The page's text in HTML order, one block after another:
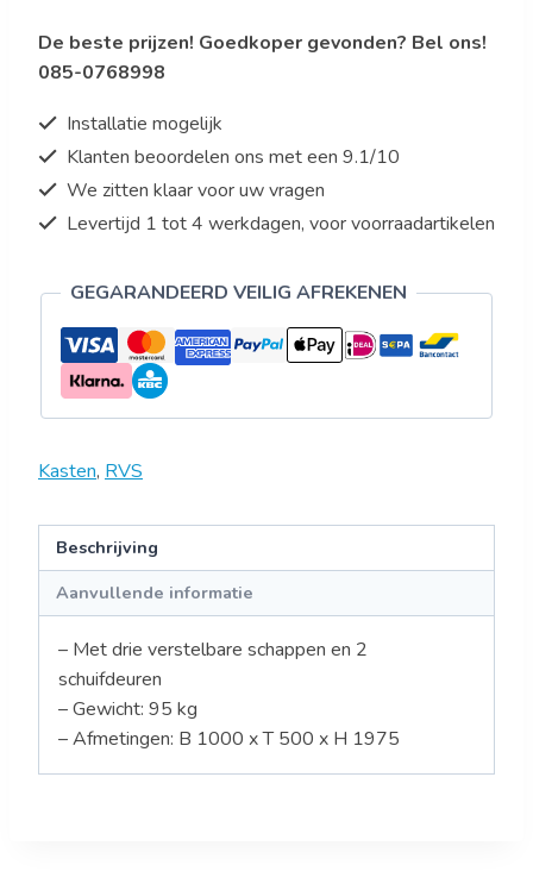
roestvrij
staal
3
schappen
aantal
De beste prijzen! Goedkoper gevonden? Bel ons!
085-0768998
Installatie mogelijk
Klanten beoordelen ons met een 9.1/10
We zitten klaar voor uw vragen
Levertijd 1 tot 4 werkdagen, voor voorraadartikelen
GEGARANDEERD VEILIG AFREKENEN
Kasten, RVS
Beschrijving
Aanvullende informatie
– Met drie verstelbare schappen en 2
schuifdeuren
– Gewicht: 95 kg
– Afmetingen: B 1000 x T 500 x H 1975